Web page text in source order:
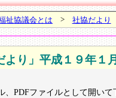
祉協議会とは > 社協だより
り」平成１９年１
PDFファイルとして開い